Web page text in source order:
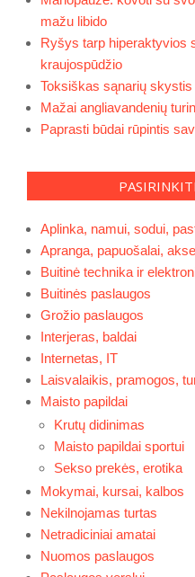
mažu libido
Ryšys tarp hiperaktyvios
kraujospūdžio
Toksiškas sąnarių
Mažai angliavandenių
Paprasti būdai rūpintis
Aplinka, namui, sodui,
Apranga, papuošalai,
Buitinė technika ir
Buitinės paslaugos
Grožio paslaugos
Interjeras, baldai
Internetas, IT
Laisvalaikis, pramogos,
Maisto papildai
Krutų didinimas
Maisto papildai sportui
Sekso prekės, erotika
Mokymai, kursai, kalbos
Nekilnojamas turtas
Netradiciniai amatai
Nuomos paslaugos